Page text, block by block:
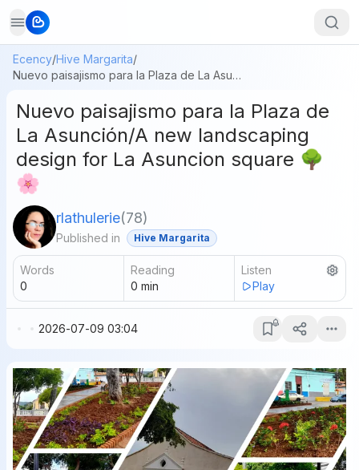
Ecency/Hive Margarita/
Nuevo paisajismo para la Plaza de La Asunción/A new landscaping design for La Asuncion square 🌳🌸
Nuevo paisajismo para la Plaza de
La Asunción/A new landscaping
design for La Asuncion square 🌳
🌸
rlathulerie(78)
Published in Hive Margarita
Words
0
Reading
0 min
Listen
Play
2026-07-09 03:04